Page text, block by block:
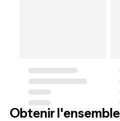
Obtenir l'ensemble